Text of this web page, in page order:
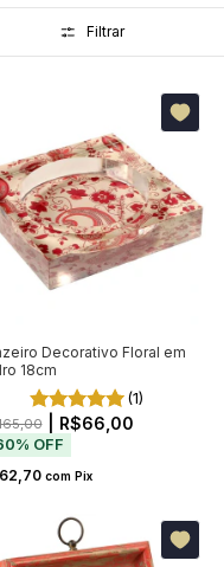
Filtrar
Decorativo Floral em
18cm
(1)
| R$66,00
% OFF
com Pix